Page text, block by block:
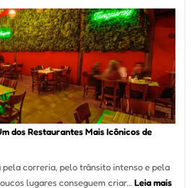
dos Restaurantes Mais Icônicos de
correria, pelo trânsito intenso e pela
lugares conseguem criar…Leia mais: